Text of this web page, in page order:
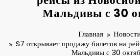
Мальдивы с 30
Главная
S7 открывает продажу билетов на
Мальдивы с 30